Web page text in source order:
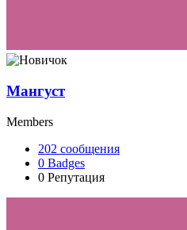
Мангуст
Members
202 сообщения
0 Badges
0 Репутация